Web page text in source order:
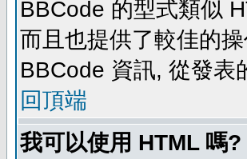
BBCode 的型式類似
而且也提供了較佳的
BBCode 資訊, 從發表
回頂端
我可以使用 HTML 嗎?